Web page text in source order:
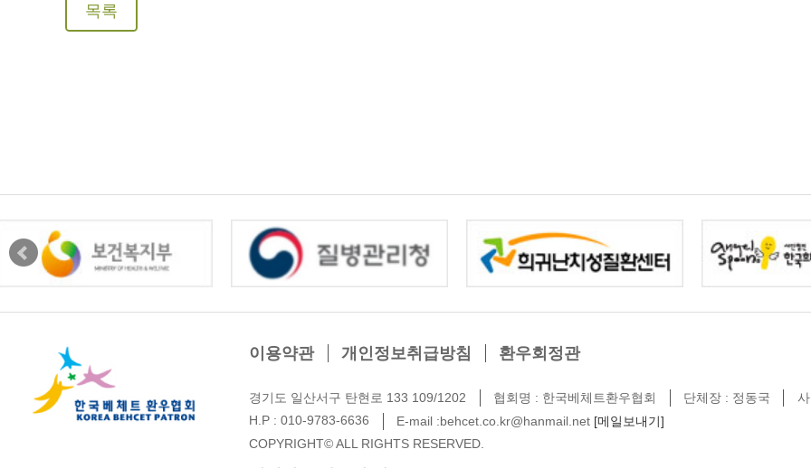
목록
이용약관 개인정보취급방침 환우회정관
경기도 일산서구 탄현로 133 109/1202 협회명 : 한국베체트환우협회 단체장 : 정동국
H.P : 010-9783-6636
E-mail :behcet.co.kr@hanmail.net [메일보내기]
COPYRIGHT© ALL RIGHTS RESERVED.